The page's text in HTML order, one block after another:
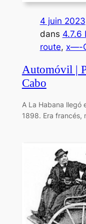
4 juin 2023
dans 4.7.6
route, x—-
Automóvil |
Cabo
A La Habana llegó
1898. Era francés,